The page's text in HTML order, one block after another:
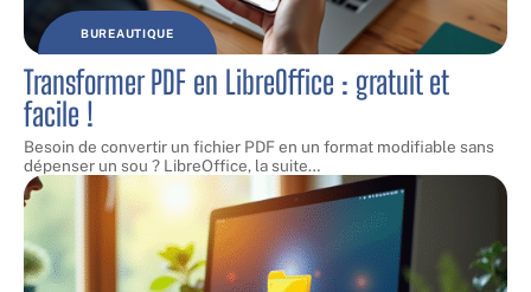
BUREAUTIQUE
Transformer PDF en LibreOffice : gratuit et
facile !
Besoin de convertir un fichier PDF en un format modifiable sans
dépenser un sou ? LibreOffice, la suite…